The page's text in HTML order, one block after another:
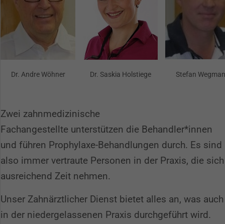
Dr. Andre Wöhner Dr. Saskia Holstiege Stefan
Zwei zahnmedizinische
Fachangestellte unterstützen die Behandler*innen
und führen Prophylaxe-Behandlungen durch. Es sind
also immer vertraute Personen in der Praxis, die sich
ausreichend Zeit nehmen.
Unser Zahnärztlicher Dienst bietet alles an, was auch
in der niedergelassenen Praxis durchgeführt wird.